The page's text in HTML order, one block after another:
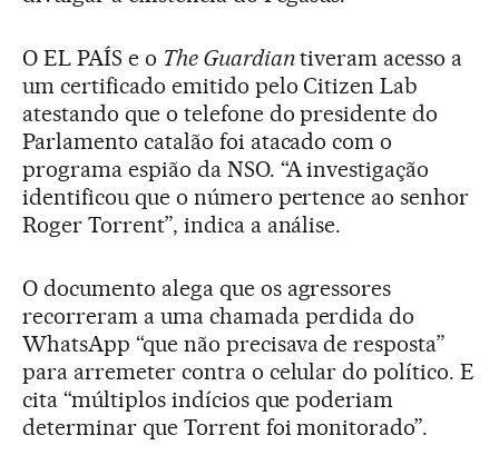
O EL PAÍS e o The Guardiantiveram acesso a
um certificado emitido pelo Citizen Lab
atestando que o telefone do presidente do
Parlamento catalão foi atacado com o
programa espião da NSO. “A investigação
identificou que o número pertence ao senhor
Roger Torrent”, indica a análise.
O documento alega que os agressores
recorreram a uma chamada perdida do
WhatsApp “que não precisava de resposta”
para arremeter contra o celular do político. E
cita “múltiplos indícios que poderiam
determinar que Torrent foi monitorado”.